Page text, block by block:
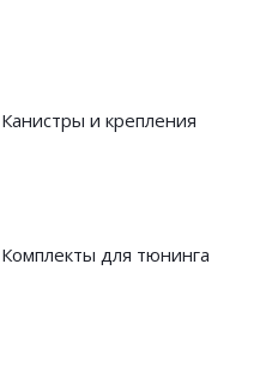
Канистры и крепления
Комплекты для тюнинга